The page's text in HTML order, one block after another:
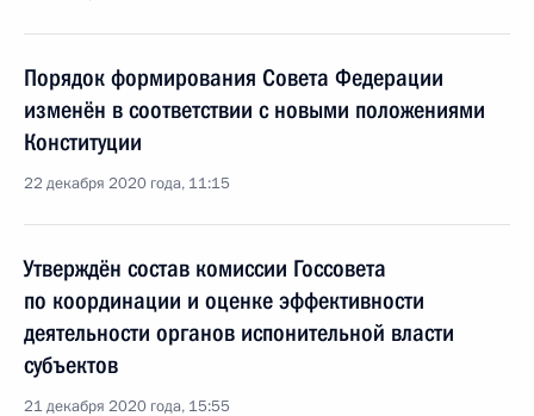
Порядок формирования Совета Федерации
изменён в соответствии с новыми положениями
Конституции
22 декабря 2020 года, 11:15
Утверждён состав комиссии Госсовета
по координации и оценке эффективности
деятельности органов испонительной власти
субъектов
21 декабря 2020 года, 15:55